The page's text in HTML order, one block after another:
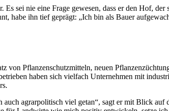
sei nie eine Frage gewesen, dass er den Hof,
habe ihn tief geprägt: „Ich bin als Bauer
von Pflanzenschutzmitteln, neuen
haben sich vielfach Unternehmen mit
agrarpolitisch viel getan“, sagt er mit Blick